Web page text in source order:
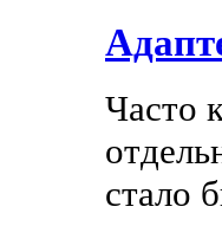
Часто
стало